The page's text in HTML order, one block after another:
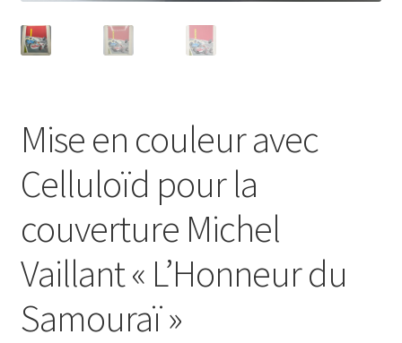
Mise en couleur avec
Celluloïd pour la
couverture Michel
Vaillant « L’Honneur du
Samouraï »